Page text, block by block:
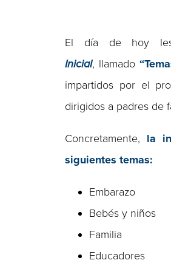
El día de hoy
Inicial, llamado
impartidos por el
dirigidos a padres de
Concretamente, la
siguientes temas:
Embarazo
Bebés y niños
Familia
Educadores